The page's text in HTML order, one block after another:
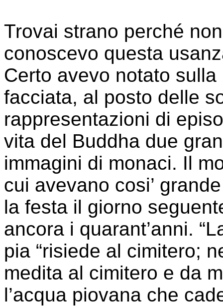
Trovai strano perché non
conoscevo questa
Certo avevo notato sulla
facciata, al posto delle
rappresentazioni di
vita del Buddha due
immagini di monaci. Il
cui avevano cosi’
la festa il giorno
ancora i quarant’anni.
pia “risiede al cimitero;
medita al cimitero e da
l’acqua piovana che